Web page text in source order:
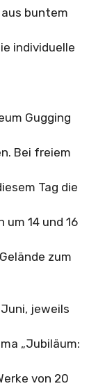
buntem
individuelle
Gugging
Bei freiem
Tag die
um 14 und 16
zum
Juni, jeweils
„Jubiläum:
von 20